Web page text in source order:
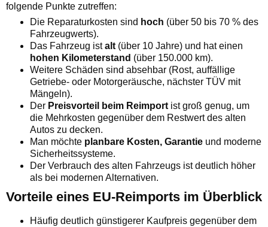
folgende Punkte zutreffen:
Die Reparaturkosten sind hoch (über 50 bis 70 % des
Fahrzeugwerts).
Das Fahrzeug istalt (über 10 Jahre) und hat einen
hohen Kilometerstand (über 150.000 km).
Weitere Schäden sind absehbar (Rost, auffällige
Getriebe- oder Motorgeräusche, nächster TÜV mit
Mängeln).
Der Preisvorteil beim Reimport ist groß genug, um
die Mehrkosten gegenüber dem Restwert des alten
Autos zu decken.
Man möchte planbare Kosten, Garantie und moderne
Sicherheitssysteme.
Der Verbrauch des alten Fahrzeugs ist deutlich höher
als bei modernen Alternativen.
Vorteile eines EU-Reimports im Überblick
Häufig deutlich günstigerer Kaufpreis gegenüber dem